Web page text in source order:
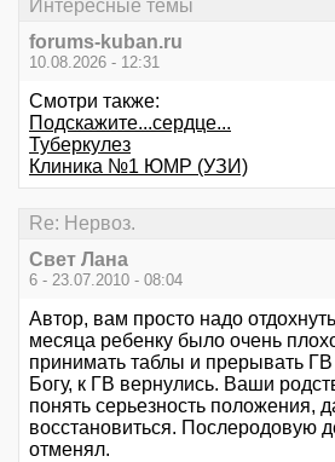
Интересные темы
forums-kuban.ru
10.08.2026 - 12:31
Смотри также:
Подскажите...сердце...
Туберкулез
Клиника №1 ЮМР (УЗИ)
Re: Нервоз.
Свет Лана
6 - 23.07.2010 - 08:04
Автор, вам просто надо
месяца ребенку было очень
принимать таблы и прерывать
Богу, к ГВ вернулись. Ваши
понять серьезность положения,
восстановиться. Послеродовую
отменял.